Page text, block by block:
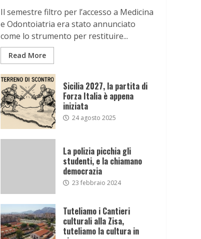
Il semestre filtro per l’accesso a Medicina
e Odontoiatria era stato annunciato
come lo strumento per restituire...
Read More
Sicilia 2027, la partita di
Forza Italia è appena
iniziata
24 agosto 2025
La polizia picchia gli
studenti, e la chiamano
democrazia
23 febbraio 2024
Tuteliamo i Cantieri
culturali alla Zisa,
tuteliamo la cultura in